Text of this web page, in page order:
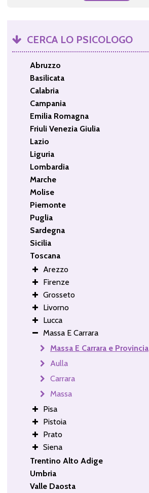
CERCA LO PSICOLOGO
Abruzzo
Basilicata
Calabria
Campania
Emilia Romagna
Friuli Venezia Giulia
Lazio
Liguria
Lombardia
Marche
Molise
Piemonte
Puglia
Sardegna
Sicilia
Toscana
Arezzo
Firenze
Grosseto
Livorno
Lucca
Massa E Carrara
Massa E Carrara e Provincia
Aulla
Carrara
Massa
Pisa
Pistoia
Prato
Siena
Trentino Alto Adige
Umbria
Valle Daosta